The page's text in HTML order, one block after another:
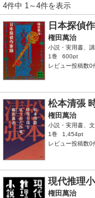
4件中 1～4件を表示
日本探偵
権田萬治
小説・実用書、
1巻
600pt
レビュー投稿数0
松本清張
権田萬治
小説・実用書、
1巻
1,454pt
レビュー投稿数0
現代推理
権田萬治